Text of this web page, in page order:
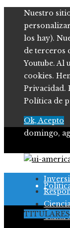
Nuestro
los hay).
de terceros
Youtube. Al
cookies.
Privacidad.
Política de
Ok, Acepto
domingo,
TITULARES